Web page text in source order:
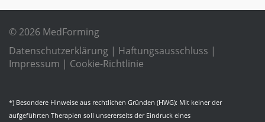
© 2026 MedForming
Datenschutzerklärung | Haftungsausschluss |
Impressum | Cookie-Richtlinie
*) Besondere Hinweise aus rechtlichen Gründen (HWG): Mit keiner der
aufgeführten Therapien soll unsererseits der Eindruck eines